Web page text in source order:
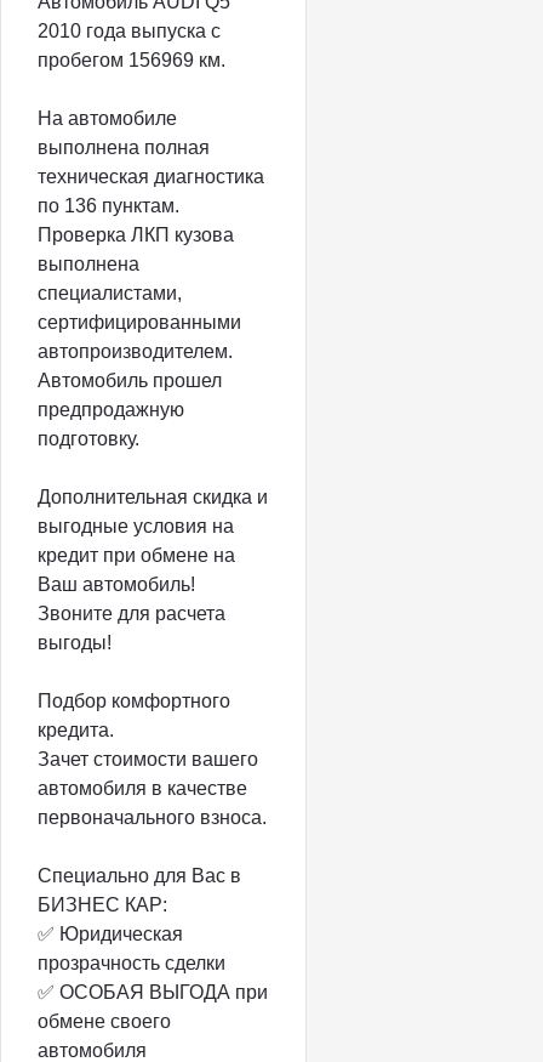
2010 года выпуска с
пробегом 156969 км.
На автомобиле
выполнена полная
техническая диагностика
по 136 пунктам.
Проверка ЛКП кузова
выполнена
специалистами,
сертифицированными
автопроизводителем.
Автомобиль прошел
предпродажную
подготовку.
Дополнительная скидка и
выгодные условия на
кредит при обмене на
Ваш автомобиль!
Звоните для расчета
выгоды!
Подбор комфортного
кредита.
Зачет стоимости вашего
автомобиля в качестве
первоначального взноса.
Специально для Вас в
БИЗНЕС КАР:
✅ Юридическая
прозрачность сделки
✅ ОСОБАЯ ВЫГОДА при
обмене своего
автомобиля